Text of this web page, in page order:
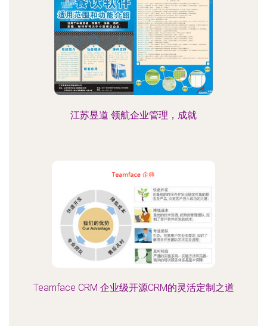
江苏昱道 领航企业管理，成就
Teamface CRM 企业级开源CRM的灵活定制之道